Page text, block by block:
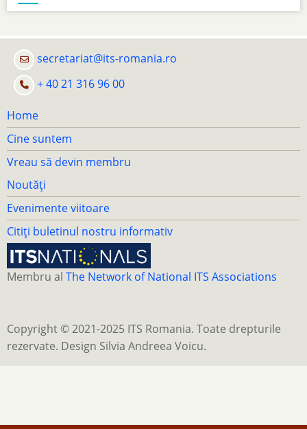
secretariat@its-romania.ro
+ 40 21 316 96 00
Home
Cine suntem
Vreau să devin membru
Noutăți
Evenimente viitoare
Citiți buletinul nostru informativ
Membru al The Network of National ITS Associations
Copyright © 2021-2025 ITS Romania. Toate drepturile
rezervate. Design Silvia Andreea Voicu.